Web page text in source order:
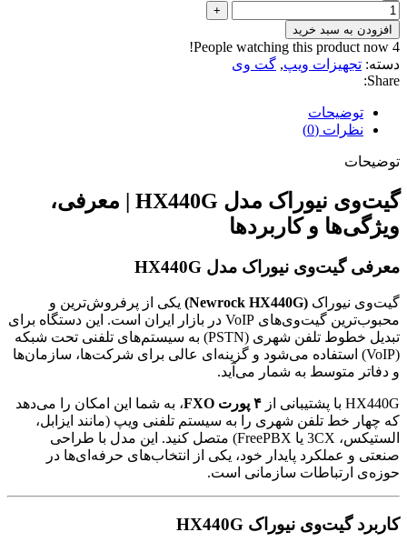
+
افزودن به سبد خرید
4
People watching this product now!
دسته: تجهیزات ویپ, گت وی
Share:
توضیحات
نظرات (0)
توضیحات
گیت‌وی نیوراک مدل HX440G | معرفی،
ویژگی‌ها و کاربردها
معرفی گیت‌وی نیوراک مدل HX440G
گیت‌وی نیوراک (Newrock HX440G)
یکی از پرفروش‌ترین و
محبوب‌ترین گیت‌وی‌های VoIP در بازار ایران است. این دستگاه برای
تبدیل خطوط تلفن شهری (PSTN) به سیستم‌های تلفنی تحت شبکه
(VoIP) استفاده می‌شود و گزینه‌ای عالی برای شرکت‌ها، سازمان‌ها
و دفاتر متوسط به شمار می‌آید.
HX440G با پشتیبانی از ۴ پورت FXO
، به شما این امکان را می‌دهد
که چهار خط تلفن شهری را به سیستم تلفنی ویپ (مانند ایزابل،
الستیکس، 3CX یا FreePBX) متصل کنید. این مدل با طراحی
صنعتی و عملکرد پایدار خود، یکی از انتخاب‌های حرفه‌ای‌ها در
حوزه‌ی ارتباطات سازمانی است.
کاربرد گیت‌وی نیوراک HX440G